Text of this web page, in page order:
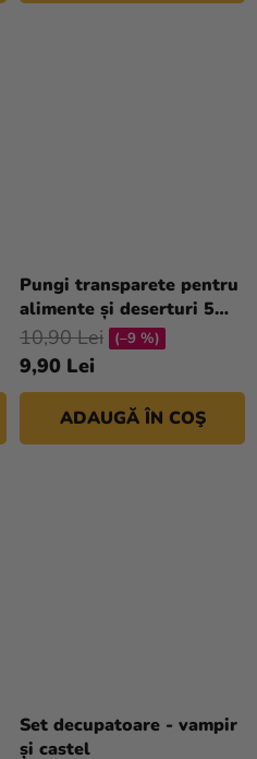
Pungi transparete pentru
alimente și deserturi 5
buc 25 x 34 cm
9,90 Lei
10,90 Lei (–9 %)
ADAUGĂ ÎN COŞ
Set decupatoare - vampir
și castel